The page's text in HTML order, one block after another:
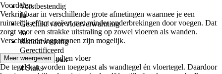
Vorstbestendig
Ja
Geschikt voor vloerverwarming
Ja
Randafwerking
Gerectificeerd
Inhoud per pak
4 Stuks
Voordelen
Verkrijgbaar in verschillende grote afmetingen waarmee je een
ruimtelijk effect creëert met minder onderbrekingen door voegen. Dat
zorgt voor een strakke uitstraling op zowel vloeren als wanden.
Verschillende legpatronen zijn mogelijk.
Geschikt voor wand en vloer
De tegel kan worden toegepast als wandtegel én vloertegel. Daardoor
Meer weergeven